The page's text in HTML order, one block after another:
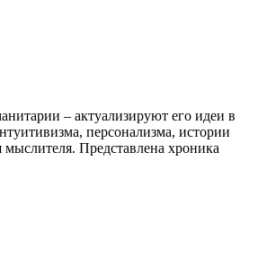
– актуализируют его идеи в
персонализма, истории
Представлена хроника